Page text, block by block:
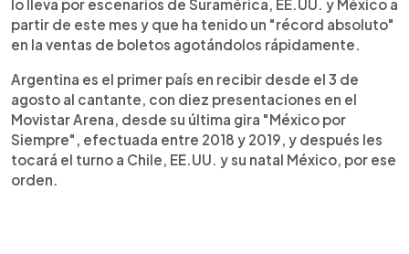
lo lleva por escenarios de Suramérica, EE.UU. y México a
partir de este mes y que ha tenido un "récord absoluto"
en la ventas de boletos agotándolos rápidamente.
Argentina es el primer país en recibir desde el 3 de
agosto al cantante, con diez presentaciones en el
Movistar Arena, desde su última gira "México por
Siempre", efectuada entre 2018 y 2019, y después les
tocará el turno a Chile, EE.UU. y su natal México, por ese
orden.